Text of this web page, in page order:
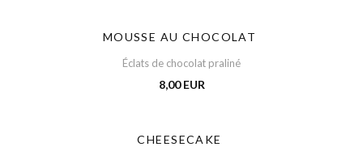
MOUSSE AU CHOCOLAT
Éclats de chocolat praliné
8,00 EUR
CHEESECAKE